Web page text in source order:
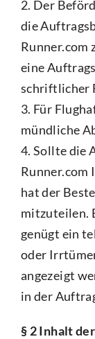
2. Der
die
Runner.com
eine
schriftlicher
3. Für
mündliche
4. Sollte die
Runner.com
hat der
mitzuteilen.
genügt ein
oder
angezeigt
in der
§ 2 Inhalt